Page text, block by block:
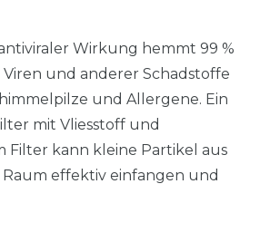
Wirkung hemmt 99 %
und anderer Schadstoffe
und Allergene. Ein
mit Vliesstoff und
Filter kann kleine Partikel aus
effektiv einfangen und